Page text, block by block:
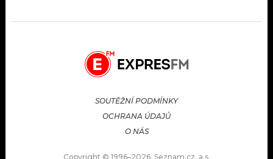
SOUTĚŽNÍ PODMÍNKY
OCHRANA ÚDAJŮ
O NÁS
Copyright © 1996–2026, Seznam.cz, a.s.